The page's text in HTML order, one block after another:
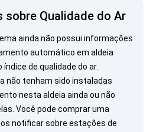
sobre Qualidade do Ar
ainda não possui informações
automático em aldeia
de qualidade do ar.
não tenham sido instaladas
nesta aldeia ainda ou não
Você pode comprar uma
notificarsobre estações de